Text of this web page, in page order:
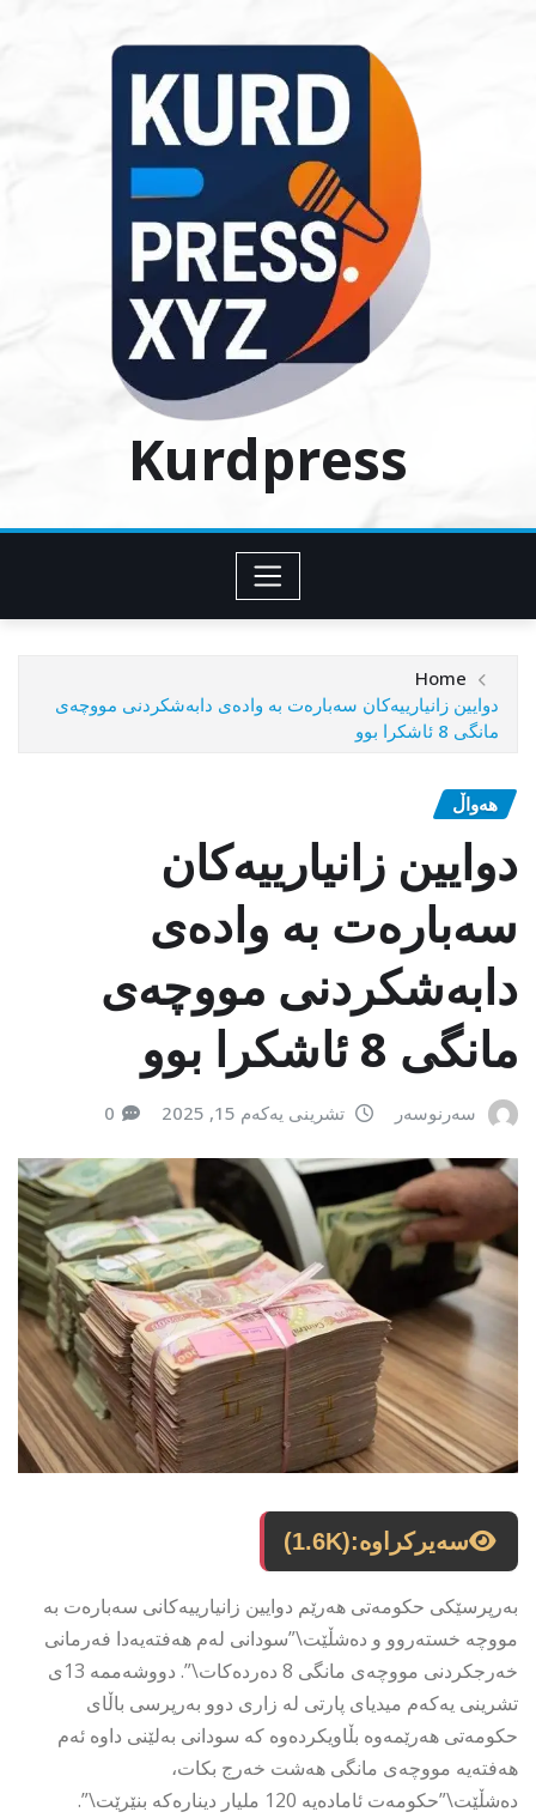
Kurdpress
Home
دوایین زانیارییەکان سەبارەت بە وادەی دابەشکردنی مووچەی
مانگی 8 ئاشکرا بوو
هەواڵ
دوایین زانیارییەکان
سەبارەت بە وادەی
دابەشکردنی مووچەی
مانگی 8 ئاشکرا بوو
سەرنوسەر تشرینی یەکەم 15, 2025 0
سەیرکراوە:(1.6K)
بەرپرسێکی حکومەتی هەرێم دوایین زانیارییەکانی سەبارەت بە
مووچە خستەروو و دەشڵێت\”سودانی لەم هەفتەیەدا فەرمانی
خەرجکردنی مووچەی مانگی 8 دەردەکات\”. دووشەممە 13ی
تشرینی یەکەم میدیای پارتی لە زاری دوو بەرپرسی باڵای
حکومەتی هەرێمەوە بڵاویکردەوە کە سودانی بەلێنی داوە ئەم
هەفتەیە مووچەی مانگی هەشت خەرج بکات،
دەشڵێت\”حکومەت ئامادەیە 120 ملیار دینارەکە بنێرێت\”.